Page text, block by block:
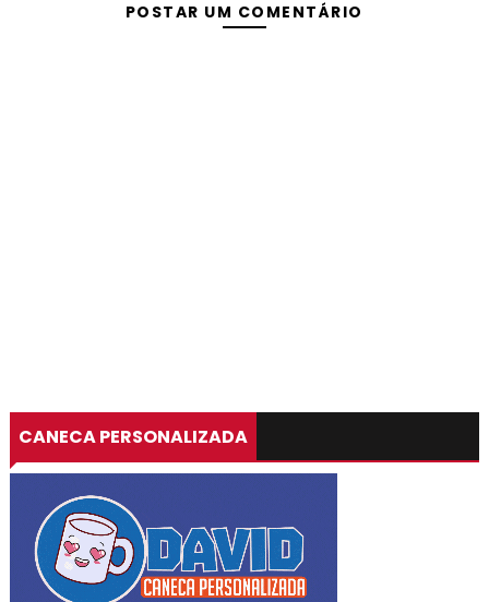
POSTAR UM COMENTÁRIO
CANECA PERSONALIZADA